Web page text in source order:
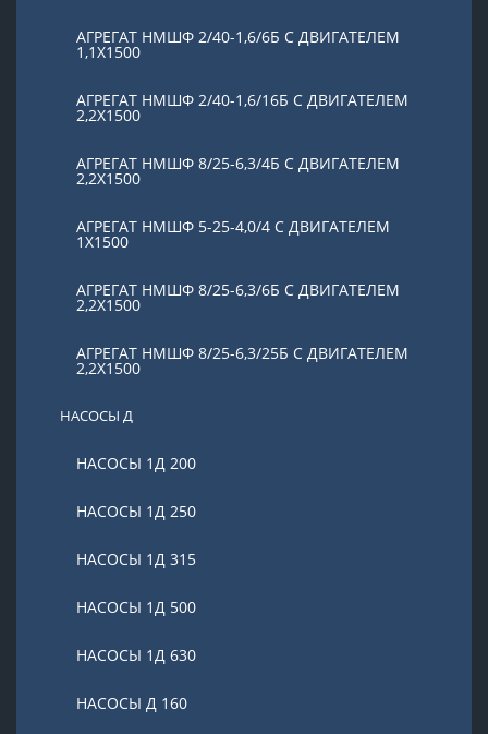
АГРЕГАТ НМШФ 2/40-1,6/6Б С ДВИГАТЕЛЕМ
1,1Х1500
АГРЕГАТ НМШФ 2/40-1,6/16Б С ДВИГАТЕЛЕМ
2,2Х1500
АГРЕГАТ НМШФ 8/25-6,3/4Б С ДВИГАТЕЛЕМ
2,2Х1500
АГРЕГАТ НМШФ 5-25-4,0/4 С ДВИГАТЕЛЕМ
1Х1500
АГРЕГАТ НМШФ 8/25-6,3/6Б С ДВИГАТЕЛЕМ
2,2Х1500
АГРЕГАТ НМШФ 8/25-6,3/25Б С ДВИГАТЕЛЕМ
2,2Х1500
НАСОСЫ Д
НАСОСЫ 1Д 200
НАСОСЫ 1Д 250
НАСОСЫ 1Д 315
НАСОСЫ 1Д 500
НАСОСЫ 1Д 630
НАСОСЫ Д 160